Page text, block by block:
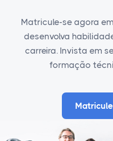
Matricule-se agora
desenvolva
carreira. Invista em
formação